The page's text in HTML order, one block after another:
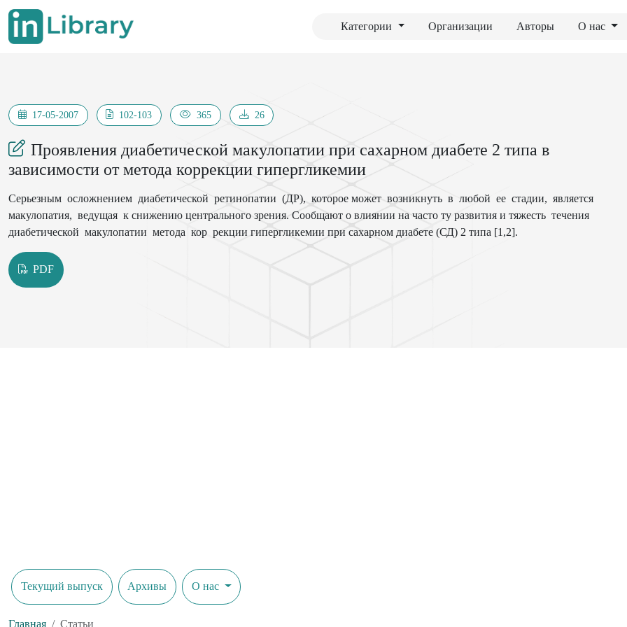
Категории Организации Авторы О нас
17-05-2007 102-103 365 26
Проявления диабетической макулопатии при сахарном диабете 2 типа в
зависимости от метода коррекции гипергликемии
Серьезным осложнением диабетической ретинопатии (ДР), которое может возникнуть в любой ее стадии, является
макулопатия, ведущая к снижению центрального зрения. Сообщают о влиянии на часто ту развития и тяжесть течения
диабетической макулопатии метода кор рекции гипергликемии при сахарном диабете (СД) 2 типа [1,2].
PDF
Текущий выпуск Архивы О нас
Главная Статьи